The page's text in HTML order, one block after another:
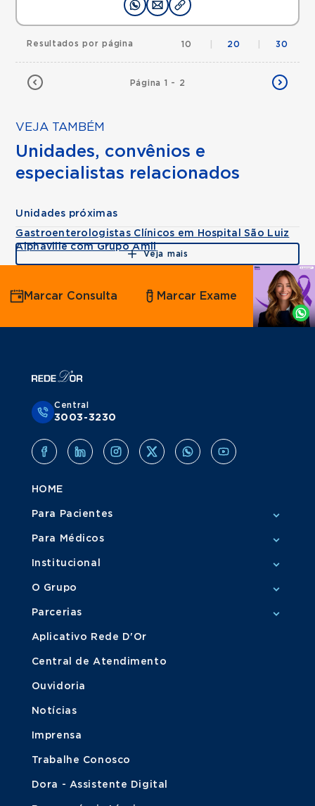
Página 1 - 2
Resultados por página 10 20 30
VEJA TAMBÉM
Unidades, convênios e
especialistas relacionados
Unidades próximas
Gastroenterologistas Clínicos em Hospital São Luiz
Alphaville com Grupo Amil
Veja mais
Agende
por
Whatsapp
Marcar Consulta Marcar Exame
Central
3003-3230
HOME
Para Pacientes
Para Médicos
Institucional
O Grupo
Parcerias
Aplicativo Rede D'Or
Central de Atendimento
Ouvidoria
Notícias
Imprensa
Trabalhe Conosco
Dora - Assistente Digital